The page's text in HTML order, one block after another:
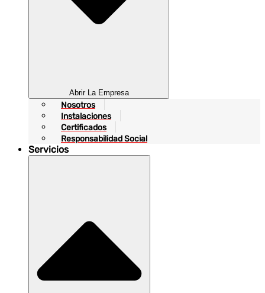
Abrir La Empresa
Nosotros
Instalaciones
Certificados
Responsabilidad Social
Servicios